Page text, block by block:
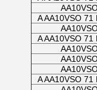
A AA10VSO
A AA10VSO
A AA10VSO